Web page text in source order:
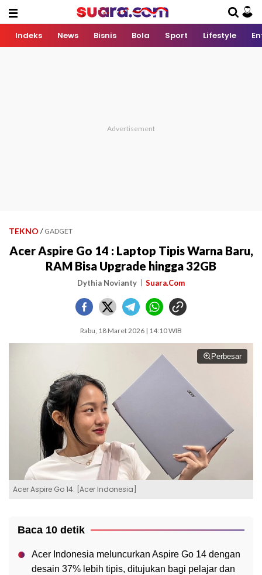
Indeks News Bisnis Bola Sport Lifestyle
TEKNO / GADGET
Acer Aspire Go 14 : Laptop Tipis Warna Baru,
RAM Bisa Upgrade hingga 32GB
Dythia Novianty Suara.Com
Rabu, 18 Maret 2026 | 14:10 WIB
Perbesar
Acer Aspire Go 14. [Acer Indonesia]
Baca 10 detik
Acer Indonesia meluncurkan Aspire Go 14 dengan
desain 37% lebih tipis, ditujukan bagi pelajar dan